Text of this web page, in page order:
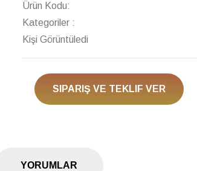
Ürün Kodu:
Kategoriler :
Kişi Görüntüledi
SIPARIŞ VE TEKLIF VER
YORUMLAR